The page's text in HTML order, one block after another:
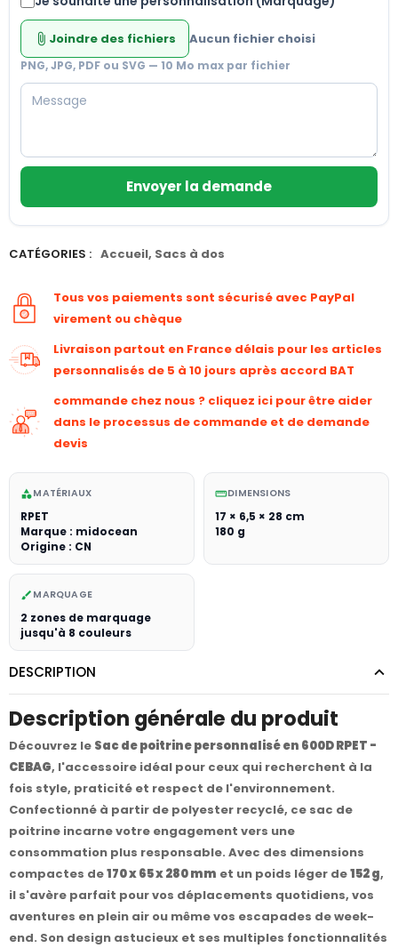
attach_file Joindre des fichiers Aucun fichier choisi
PNG, JPG, PDF ou SVG — 10 Mo max par fichier
Envoyer la demande
CATÉGORIES : Accueil, Sacs à dos
Tous vos paiements sont sécurisé avec PayPal
virement ou chèque
Livraison partout en France délais pour les articles
personnalisés de 5 à 10 jours après accord BAT
commande chez nous ? cliquez ici pour être aider
dans le processus de commande et de demande
devis
categoryMATÉRIAUX
RPET
Marque : midocean
Origine : CN
straightenDIMENSIONS
17 × 6,5 × 28 cm
180 g
brush MARQUAGE
2 zones de marquage
jusqu'à 8 couleurs
DESCRIPTION
Description générale du produit
Découvrez le Sac de poitrine personnalisé en 600D RPET -
CEBAG, l'accessoire idéal pour ceux qui recherchent à la
fois style, praticité et respect de l'environnement.
Confectionné à partir de polyester recyclé, ce sac de
poitrine incarne votre engagement vers une
consommation plus responsable. Avec des dimensions
compactes de170 x 65 x 280 mm et un poids léger de152 g,
il s'avère parfait pour vos déplacements quotidiens, vos
aventures en plein air ou même vos escapades de week-
end. Son design astucieux et ses multiples fonctionnalités